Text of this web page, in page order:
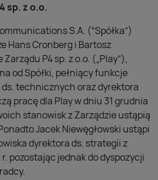
sp. z o.o.
S.A. (“Spółka”)
Hans Cronberg i Bartosz
P4 sp. z o.o. („Play”),
od Spółki, pełniący funkcje
technicznych oraz dyrektora
pracę dla Play w dniu 31 grudnia
stanowisk z Zarządzie ustąpią
Jacek Niewęgłowski ustąpi
dyrektora ds. strategii z
pozostając jednak do dyspozycji